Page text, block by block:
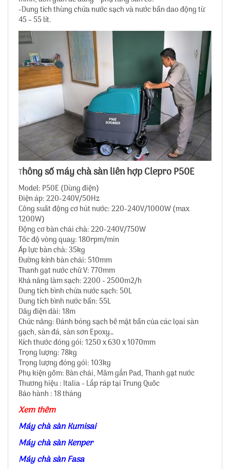
-Dung tích thùng chứa nước sạch và nước bẩn dao động từ
45 – 55 lít.
Thông số máy chà sàn liên hợp Clepro P50E
Model: P50E (Dùng điện)
Điện áp: 220-240V/50Hz
Công suất động cơ hút nước: 220-240V/1000W (max
1200W)
Động cơ bàn chải chà: 220-240V/750W
Tốc độ vòng quay: 180rpm/min
Áp lực bàn chà: 35kg
Đường kính bàn chải: 510mm
Thanh gạt nước chữ V: 770mm
Khả năng làm sạch: 2200 - 2500m2/h
Dung tích bình chứa nước sạch: 50L
Dung tích bình nước bẩn: 55L
Dây điện dài: 18m
Chức năng: Đánh bóng sạch bề mặt bẩn của các lọai sàn
gạch, sàn đá, sàn sơn Epoxy…
Kích thước đóng gói: 1250 x 630 x 1070mm
Trọng lượng: 78kg
Trọng lượng đóng gói: 103kg
Phụ kiện gồm: Bàn chải, Mâm gắn Pad, Thanh gạt nước
Thương hiệu : Italia - Lắp ráp tại Trung Quốc
Bảo hành : 18 tháng
Xem thêm
Máy chà sàn Kumisai
Máy chà sàn Kenper
Máy chà sàn Fasa